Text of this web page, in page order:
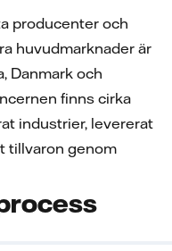
producenter och
huvudmarknader är
Danmark och
finns cirka
industrier, levererat
tillvaron genom